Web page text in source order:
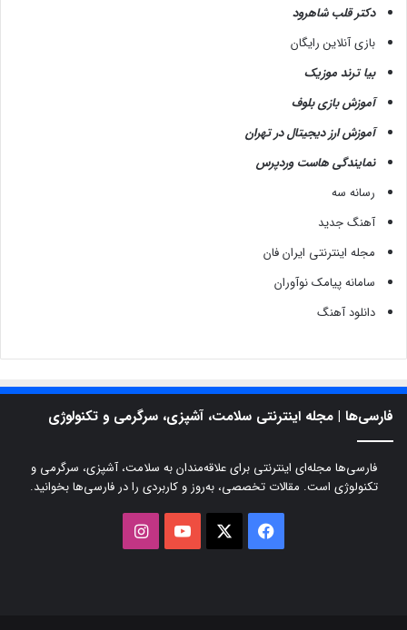
دکتر قلب شاهرود
بازی آنلاین رایگان
بیا ترند موزیک
آموزش بازی بلوف
آموزش ارز دیجیتال در تهران
نمایندگی هاست وردپرس
رسانه سه
آهنگ جدید
مجله اینترنتی ایران فان
سامانه پیامک نوآوران
دانلود آهنگ
فارسی‌ها | مجله اینترنتی سلامت، آشپزی، سرگرمی و تکنولوژی
فارسی‌ها مجله‌ای اینترنتی برای علاقه‌مندان به سلامت، آشپزی، سرگرمی و
تکنولوژی است. مقالات تخصصی، به‌روز و کاربردی را در فارسی‌ها بخوانید.
فیسبوک یوتیوب